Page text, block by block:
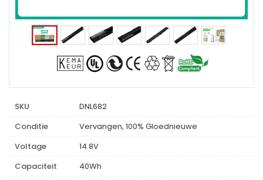
SKU
DNL682
Conditie
Vervangen, 100% Gloednieuwe
Voltage
14.8V
Capaciteit
40Wh